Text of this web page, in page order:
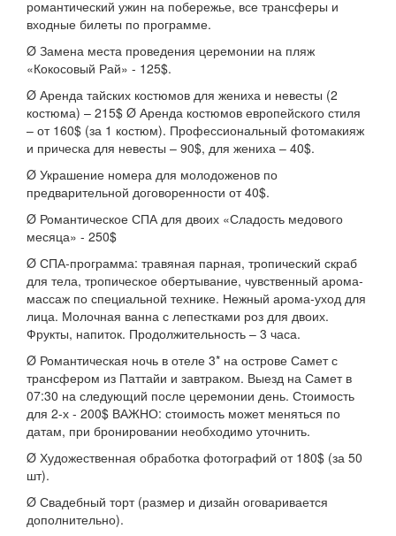
романтический ужин на побережье, все трансферы и
входные билеты по программе.
Ø Замена места проведения церемонии на пляж
«Кокосовый Рай» - 125$.
Ø Аренда тайских костюмов для жениха и невесты (2
костюма) – 215$ Ø Аренда костюмов европейского стиля
– от 160$ (за 1 костюм). Профессиональный фотомакияж
и прическа для невесты – 90$, для жениха – 40$.
Ø Украшение номера для молодоженов по
предварительной договоренности от 40$.
Ø Романтическое СПА для двоих «Сладость медового
месяца» - 250$
Ø СПА-программа: травяная парная, тропический скраб
для тела, тропическое обертывание, чувственный арома-
массаж по специальной технике. Нежный арома-уход для
лица. Молочная ванна с лепестками роз для двоих.
Фрукты, напиток. Продолжительность – 3 часа.
Ø Романтическая ночь в отеле 3* на острове Самет с
трансфером из Паттайи и завтраком. Выезд на Самет в
07:30 на следующий после церемонии день. Стоимость
для 2-х - 200$ ВАЖНО: стоимость может меняться по
датам, при бронировании необходимо уточнить.
Ø Художественная обработка фотографий от 180$ (за 50
шт).
Ø Свадебный торт (размер и дизайн оговаривается
дополнительно).